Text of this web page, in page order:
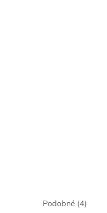
Podobné (4)